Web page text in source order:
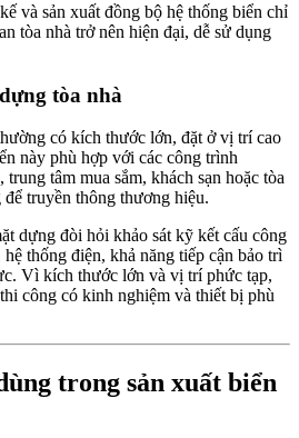
và sản xuất đồng bộ hệ thống biển chỉ
tòa nhà trở nên hiện đại, dễ sử dụng
tòa nhà
có kích thước lớn, đặt ở vị trí cao
này phù hợp với các công trình
tâm mua sắm, khách sạn hoặc tòa
truyền thông thương hiệu.
dựng đòi hỏi khảo sát kỹ kết cấu công
thống điện, khả năng tiếp cận bảo trì
Vì kích thước lớn và vị trí phức tạp,
công có kinh nghiệm và thiết bị phù
trong sản xuất biển